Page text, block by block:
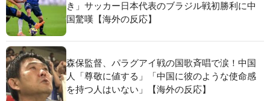
き」サッカー日本代表のブラジル戦初勝利に中
国驚嘆【海外の反応】
森保監督、パラグアイ戦の国歌斉唱で涙！中国
人「尊敬に値する」「中国に彼のような使命感
を持つ人はいない」【海外の反応】